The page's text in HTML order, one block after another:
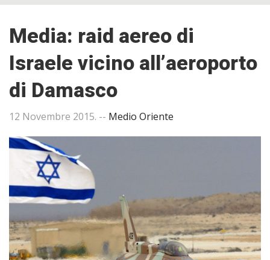
Media: raid aereo di
Israele vicino all’aeroporto
di Damasco
12 Novembre 2015. -- Medio Oriente